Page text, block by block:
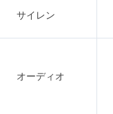
サイレン
オーディオ